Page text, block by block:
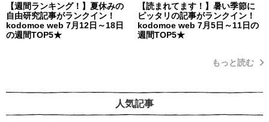
【週間ランキング！】夏休みの
自由研究記事がランクイン！
kodomoe web 7月12日～18日
の週間TOP5★
【読まれてます！】暑い季節に
ピッタリの記事がランクイン！
kodomoe web 7月5日～11日の
週間TOP5★
もっと読む
人気記事